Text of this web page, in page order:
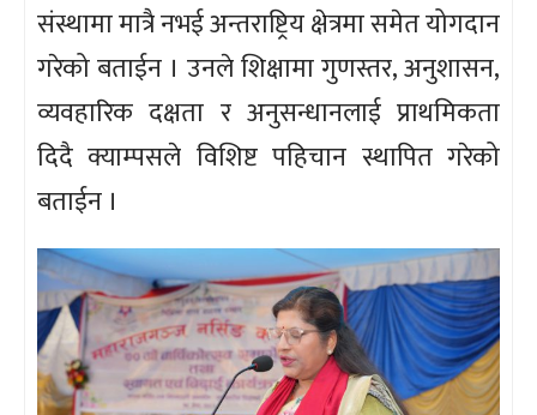
संस्थामा मात्रै नभई अन्तराष्ट्रिय क्षेत्रमा समेत योगदान
गरेको बताईन । उनले शिक्षामा गुणस्तर, अनुशासन,
व्यवहारिक दक्षता र अनुसन्धानलाई प्राथमिकता
दिदै क्याम्पसले विशिष्ट पहिचान स्थापित गरेको
बताईन ।